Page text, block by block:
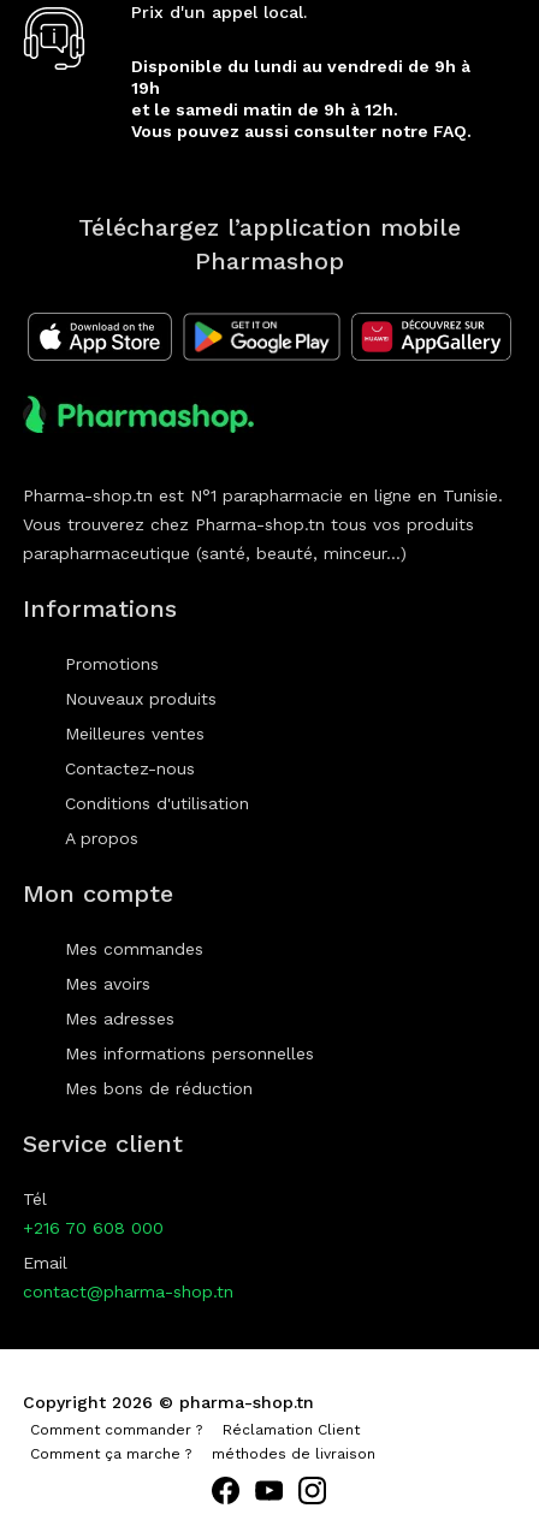
Prix d'un appel local.
Disponible du lundi au vendredi de 9h à
19h
et le samedi matin de 9h à 12h.
Vous pouvez aussi consulter notre FAQ.
Téléchargez l’application mobile
Pharmashop
Pharma-shop.tn est N°1 parapharmacie en ligne en Tunisie.
Vous trouverez chez Pharma-shop.tn tous vos produits
parapharmaceutique (santé, beauté, minceur...)
Informations
Promotions
Nouveaux produits
Meilleures ventes
Contactez-nous
Conditions d'utilisation
A propos
Mon compte
Mes commandes
Mes avoirs
Mes adresses
Mes informations personnelles
Mes bons de réduction
Service client
Tél
+216 70 608 000
Email
contact@pharma-shop.tn
Copyright 2026 © pharma-shop.tn
Comment commander ?
Réclamation Client
Comment ça marche ?
méthodes de livraison